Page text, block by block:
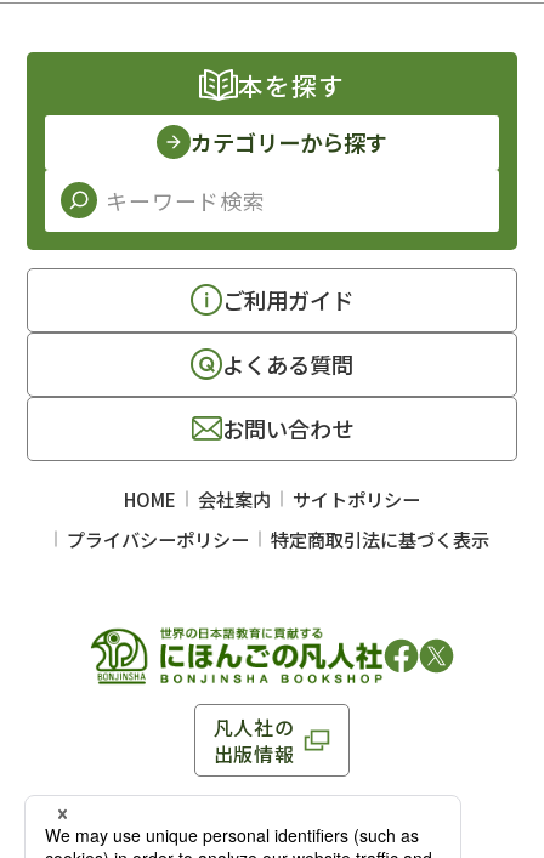
凡人社の
出版情報
〒102-0093 東京都千代田区平河町 1-3-13 8F
TEL：03-3263-3959／FAX：03-3263-3116
本を探す
カテゴリーから探す
ご利用ガイド
よくある質問
お問い合わせ
HOME 会社案内
サイトポリシー
プライバシーポリシー
特定商取引法に基づく表示